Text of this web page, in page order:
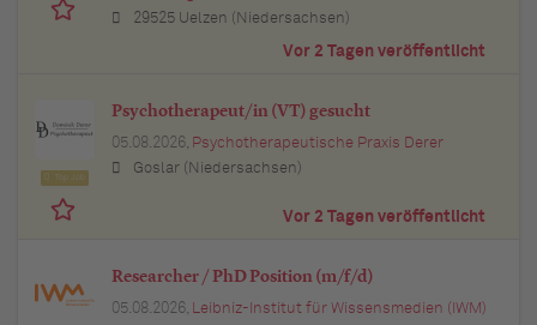
29525 Uelzen (Niedersachsen)
Vor 2 Tagen veröffentlicht
Psychotherapeut/in (VT) gesucht
05.08.2026, Psychotherapeutische Praxis Derer
Goslar (Niedersachsen)
Vor 2 Tagen veröffentlicht
Researcher / PhD Position (m/f/d)
05.08.2026, Leibniz-Institut für Wissensmedien (IWM)